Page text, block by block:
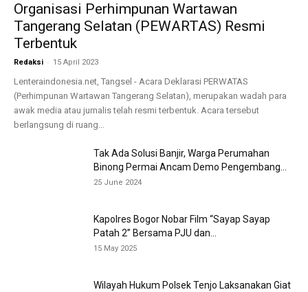
Organisasi Perhimpunan Wartawan
Tangerang Selatan (PEWARTAS) Resmi
Terbentuk
Redaksi - 15 April 2023
Lenteraindonesia.net, Tangsel - Acara Deklarasi PERWATAS
(Perhimpunan Wartawan Tangerang Selatan), merupakan wadah para
awak media atau jurnalis telah resmi terbentuk. Acara tersebut
berlangsung di ruang...
Tak Ada Solusi Banjir, Warga Perumahan
Binong Permai Ancam Demo Pengembang...
25 June 2024
Kapolres Bogor Nobar Film “Sayap Sayap
Patah 2” Bersama PJU dan...
15 May 2025
Wilayah Hukum Polsek Tenjo Laksanakan Giat